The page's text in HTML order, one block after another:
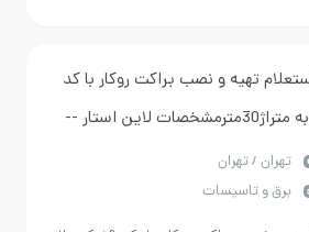
و نصب براکت روکار با کد
متراژ30مترمشخصات لاین استار --
دارک انرژی-بدنه آلو